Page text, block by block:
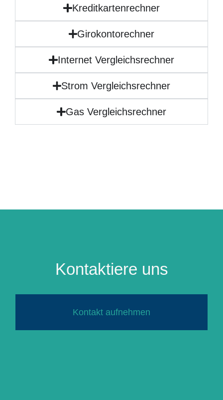
Kreditkartenrechner
Girokontorechner
Internet Vergleichsrechner
Strom Vergleichsrechner
Gas Vergleichsrechner
Kontaktiere uns
Kontakt aufnehmen